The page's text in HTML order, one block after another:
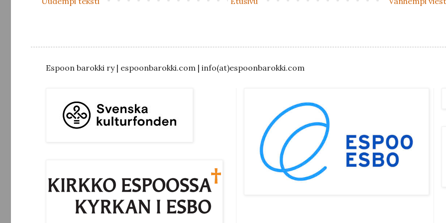
Espoon barokki ry | espoonbarokki.com | info(at)espoonbarokki.com